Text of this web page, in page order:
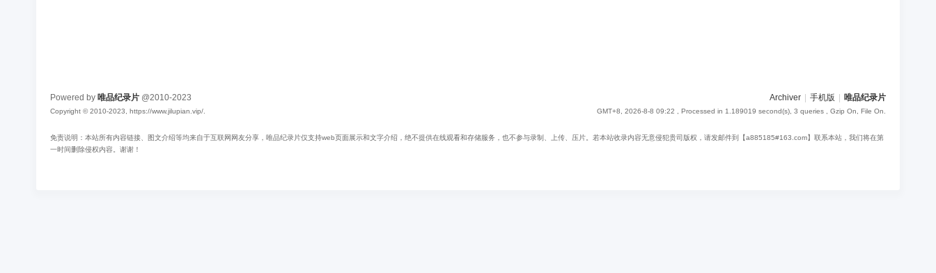
Archiver 手机版 唯品纪录片
GMT+8, 2026-8-8 09:22 , Processed in 1.189019 second(s), 3 queries , Gzip On, File On.
Powered by 唯品纪录片 @2010-2023
Copyright © 2010-2023, https://www.jilupian.vip/.
免责说明：本站所有内容链接、图文介绍等均来自于互联网网友分享，唯品纪录片仅支持web页面展示和文字介绍，绝不提供在线观看和存储服务，也不参与录制、上传、压片。若本站收录内容无意侵犯贵司版权，请发邮件到【a885185#163.com】联系本站，我们将在第
一时间删除侵权内容。谢谢！